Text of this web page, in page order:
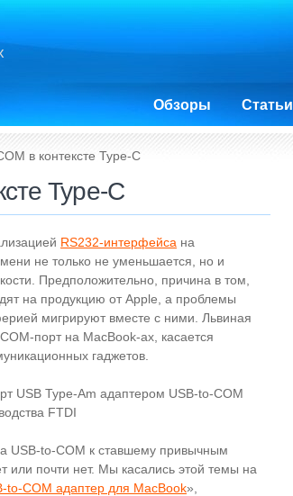
Обзоры Статьи
в контексте Type-C
Type-C
RS232-интерфейса на
не только не уменьшается, но и
Предположительно, причина в том,
на продукцию от Apple, а проблемы
мигрируют вместе с ними. Львиная
порт на MacBook-ах, касается
гаджетов.
USB-to-COM к ставшему привычным
или почти нет. Мы касались этой темы на
to-COM адаптер для MacBook»,